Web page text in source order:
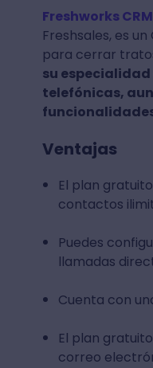
Freshworks CRM
Freshsales, es
para cerrar
su
telefónicas,
Ventajas
El plan
contactos
Puedes
llamadas
Cuenta con
El plan
correo